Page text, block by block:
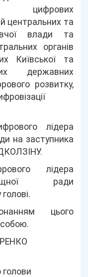
цифрових
центральних та
влади та
органів
Київської та
державних
розвитку,
лідера
на заступника
лідера
ради
цього